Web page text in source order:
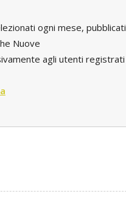
ogni mese, pubblicati
Nuove
agli utenti registrati